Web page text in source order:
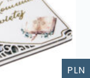
PLN